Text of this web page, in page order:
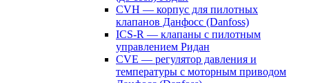
CVH — корпус для пилотных
клапанов Данфосс (Danfoss)
ICS-R — клапаны с пилотным
управлением Ридан
CVE — регулятор давления и
температуры с моторным приводом